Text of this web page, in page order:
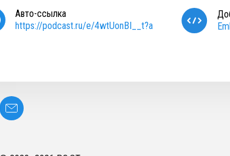
Авто-ссылка
https://podcast.ru/e/4wtUonBI__t?a